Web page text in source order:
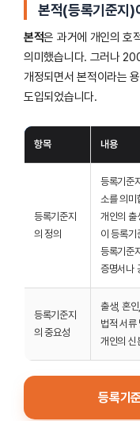
본적(등록기준지)
본적은 과거에 개인의 호
의미했습니다. 그러나
개정되면서 본적이라는
도입되었습니다.
항목 내용
등록기준지
의 정의
등록기준
소를 의미
개인의 출
이 등록기
등록기준
증명서나
등록기준지
의 중요성
출생, 혼
법적 서류
개인의 신
등록기